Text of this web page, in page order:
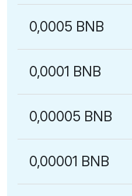
0,0005 BNB
0,0001 BNB
0,00005 BNB
0,00001 BNB